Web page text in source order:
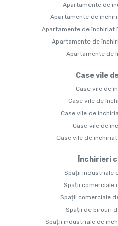
Apartamente de
Apartamente de
Apartamente de închiriat
Apartamente de
Apartamente de
Case vile
Case vile de
Case vile de
Case vile de
Case vile de
Case vile de
Închirieri
Spații industriale
Spații comerciale
Spații comerciale
Spații de birouri
Spații industriale de